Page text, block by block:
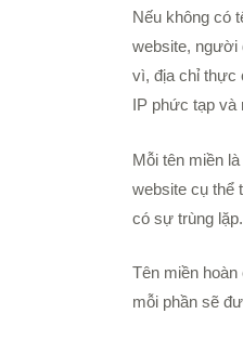
Nếu không có
website, người
vì, địa chỉ thực
IP phức tạp
Mỗi tên miền
website cụ thể
có sự trùng lặp.
Tên miền
mỗi phần sẽ